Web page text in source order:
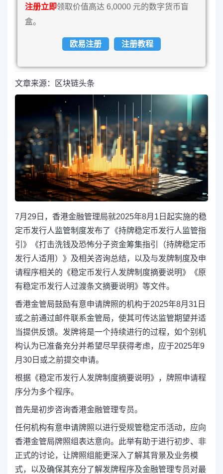
注册立即领取价值高达 6,0000 元的数字货币盲
盒。
欧易注册 注册教程
文章来源：区块链头条
7月29日， 香港金融管理局就2025年8月1日起实施的稳
定币发行人监管制度发布了《持牌稳定币发行人监管指
引》《打击洗钱及恐怖分子资金筹集指引（持牌稳定币
发行人适用）》及相关咨询总结， 以及与发牌制度及申
请程序相关的《稳定币发行人发牌制度摘要说明》《原
有稳定币发行人过渡条文摘要说明》等文件。
香港金管局鼓励有意申请牌照的机构于2025年8月31日
或之前通过邮件联系金管局，使其可传达监管期望并适
当提供反馈。发牌将是一个持续进行的过程，如个别机
构认为已准备充分并希望尽早获得考虑，应于2025年9
月30日或之前提交申请。
根据《稳定币发行人发牌制度摘要说明》，牌照申请程
序分为多个程序。
首先是初步咨询香港金融管理专员。
任何机构有意申请牌照以进行受规管稳定币活动，应向
香港金管局牌照组表达意向。此举有助于进行初步、非
正式的讨论，让牌照组能更深入了解其背景及业务模
式，以及确保其充分了解发牌程序及金融管理专员对最